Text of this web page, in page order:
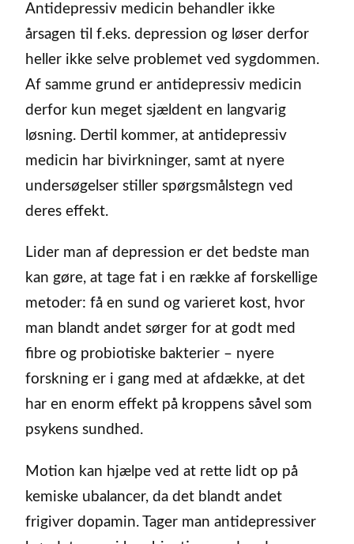
Antidepressiv medicin behandler ikke
årsagen til f.eks. depression og løser derfor
heller ikke selve problemet ved sygdommen.
Af samme grund er antidepressiv medicin
derfor kun meget sjældent en langvarig
løsning. Dertil kommer, at antidepressiv
medicin har bivirkninger, samt at nyere
undersøgelser stiller spørgsmålstegn ved
deres effekt.
Lider man af depression er det bedste man
kan gøre, at tage fat i en række af forskellige
metoder: få en sund og varieret kost, hvor
man blandt andet sørger for at godt med
fibre og probiotiske bakterier – nyere
forskning er i gang med at afdække, at det
har en enorm effekt på kroppens såvel som
psykens sundhed.
Motion kan hjælpe ved at rette lidt op på
kemiske ubalancer, da det blandt andet
frigiver dopamin. Tager man antidepressiver